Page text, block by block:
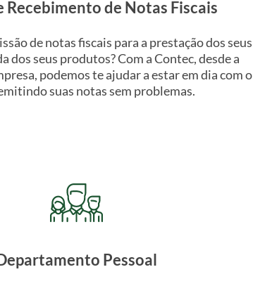
Recebimento de Notas Fiscais
de notas fiscais para a prestação dos seus
dos seus produtos? Com a Contec, desde a
podemos te ajudar a estar em dia com o
suas notas sem problemas.
Pessoal